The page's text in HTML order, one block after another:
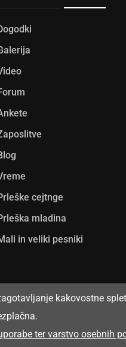
cejtnge
mladina
in veliki pesniki
kakovostne
ter varstvo osebnih